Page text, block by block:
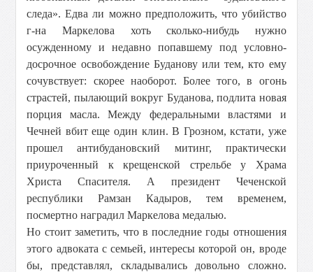
следа». Едва ли можно предположить, что убийство
г-на Маркелова хоть сколько-нибудь нужно
осужденному и недавно попавшему под условно-
досрочное освобождение Буданову или тем, кто ему
сочувствует: скорее наоборот. Более того, в огонь
страстей, пылающий вокруг Буданова, подлита новая
порция масла. Между федеральными властями и
Чечней вбит еще один клин. В Грозном, кстати, уже
прошел антибудановский митинг, практически
приуроченный к крещенской стрельбе у Храма
Христа Спасителя. А президент Чеченской
республики Рамзан Кадыров, тем временем,
посмертно наградил Маркелова медалью.
Но стоит заметить, что в последние годы отношения
этого адвоката с семьей, интересы которой он, вроде
бы, представлял, складывались довольно сложно.